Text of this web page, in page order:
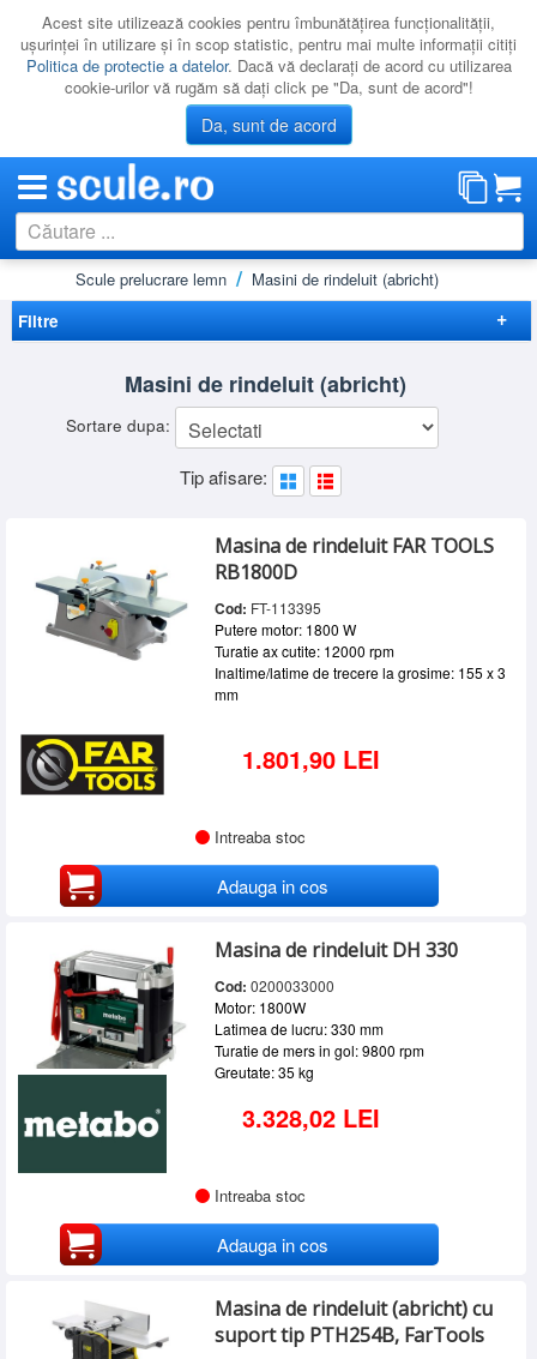
Acest site utilizează cookies pentru îmbunătăţirea funcţionalităţii,
uşurinţei în utilizare şi în scop statistic, pentru mai multe informaţii citiţi
Politica de protectie a datelor. Dacă vă declaraţi de acord cu utilizarea
cookie-urilor vă rugăm să daţi click pe "Da, sunt de acord"!
Da, sunt de acord
CATEGORII
PROMOTII
LICHIDARE
INCHIRIERI
BLOG
Scule prelucrare lemn
Masini de rindeluit (abricht)
Filtre
Disponibilitate
MAKITA(1)
METABO(3)
PEUGEOT(2)
Masini de rindeluit (abricht)
Sortare dupa:
Tip afisare:
Masina de rindeluit FAR TOOLS
RB1800D
Cod: FT-113395
Putere motor: 1800 W
Turatie ax cutite: 12000 rpm
Inaltime/latime de trecere la grosime: 155 x 3
mm
1.801,90 LEI
Intreaba stoc
Adauga in cos
Masina de rindeluit DH 330
Cod: 0200033000
Motor: 1800W
Latimea de lucru: 330 mm
Turatie de mers in gol: 9800 rpm
Greutate: 35 kg
3.328,02 LEI
Intreaba stoc
Adauga in cos
Masina de rindeluit (abricht) cu
suport tip PTH254B, FarTools